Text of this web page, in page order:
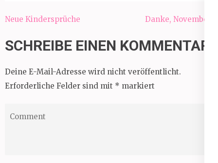
Beitragsnavigation
Neue Kindersprüche Danke, November!
SCHREIBE EINEN KOMMENTAR
Deine E-Mail-Adresse wird nicht veröffentlicht.
Erforderliche Felder sind mit * markiert